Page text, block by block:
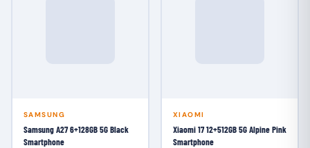
SAMSUNG
Samsung A27 6+128GB 5G Black
Smartphone
XIAOMI
Xiaomi 17 12+512GB 5G Alpine Pink
Smartphone